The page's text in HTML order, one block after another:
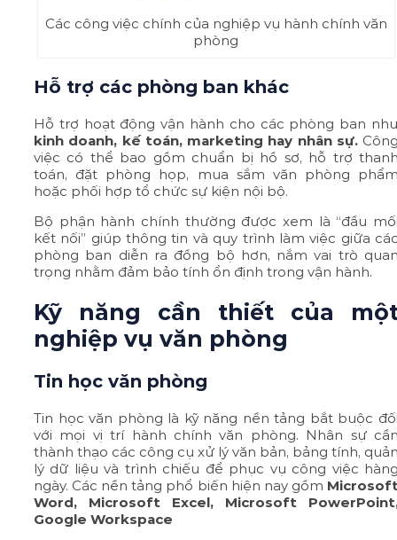
Các công việc chính của nghiệp vụ hành chính văn
phòng
Hỗ trợ các phòng ban khác
Hỗ trợ hoạt động vận hành cho các phòng ban
kinh doanh, kế toán, marketing hay nhân sự.
việc có thể bao gồm chuẩn bị hồ sơ, hỗ trợ
toán, đặt phòng họp, mua sắm văn phòng
hoặc phối hợp tổ chức sự kiện nội bộ.
Bộ phận hành chính thường được xem là “đầu
kết nối” giúp thông tin và quy trình làm việc giữa
phòng ban diễn ra đồng bộ hơn, nắm vai trò
trọng nhằm đảm bảo tính ổn định trong vận hành.
Kỹ năng cần thiết của
nghiệp vụ văn phòng
Tin học văn phòng
Tin học văn phòng là kỹ năng nền tảng bắt buộc
với mọi vị trí hành chính văn phòng. Nhân sự
thành thạo các công cụ xử lý văn bản, bảng tính,
lý dữ liệu và trình chiếu để phục vụ công việc
ngày. Các nền tảng phổ biến hiện nay gồm
Word, Microsoft Excel, Microsoft
Google Workspace